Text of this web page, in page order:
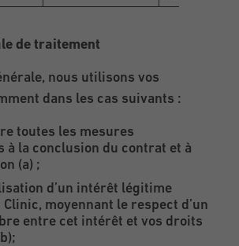
de traitement
nous utilisons vos
dans les cas suivants :
toutes les mesures
à la conclusion du contrat et à
(a) ;
d’un intérêt légitime
Clinic, moyennant le respect d’un
entre cet intérêt et vos droits